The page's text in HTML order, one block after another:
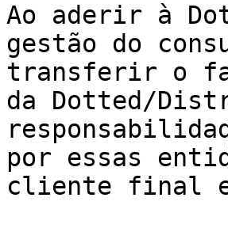
Ao aderir à
gestão do
transferir o
da Dotted/
por essas
cliente final